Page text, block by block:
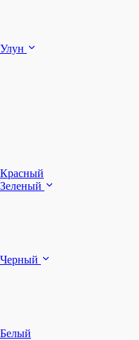
Улун
Красный
Зеленый
Черный
Белый